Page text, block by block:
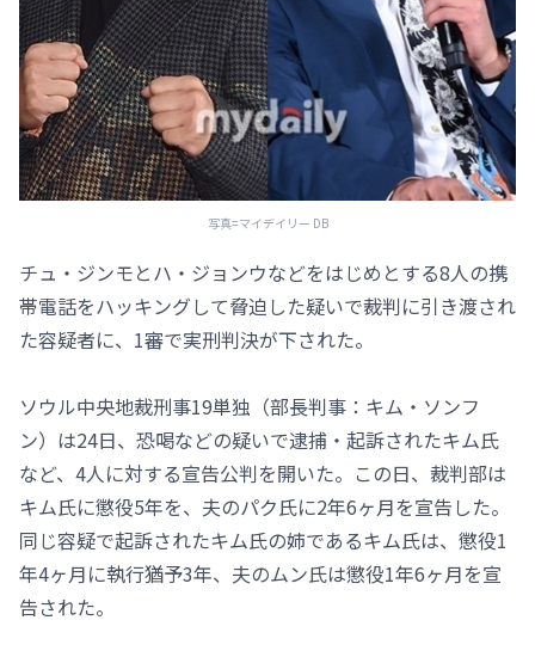
写真=マイデイリー DB
チュ・ジンモとハ・ジョンウなどをはじめとする8人の携
帯電話をハッキングして脅迫した疑いで裁判に引き渡され
た容疑者に、1審で実刑判決が下された。
ソウル中央地裁刑事19単独（部長判事：キム・ソンフ
ン）は24日、恐喝などの疑いで逮捕・起訴されたキム氏
など、4人に対する宣告公判を開いた。この日、裁判部は
キム氏に懲役5年を、夫のパク氏に2年6ヶ月を宣告した。
同じ容疑で起訴されたキム氏の姉であるキム氏は、懲役1
年4ヶ月に執行猶予3年、夫のムン氏は懲役1年6ヶ月を宣
告された。